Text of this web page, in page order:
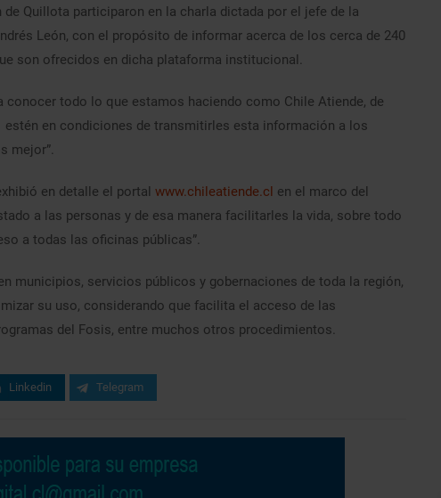
Quillota participaron en la charla dictada por el jefe de la
León, con el propósito de informar acerca de los cerca de 240
son ofrecidos en dicha plataforma institucional.
todo lo que estamos haciendo como Chile Atiende, de
en condiciones de transmitirles esta información a los
mejor”.
en detalle el portal www.chileatiende.cl en el marco del
a las personas y de esa manera facilitarles la vida, sobre todo
a todas las oficinas públicas”.
municipios, servicios públicos y gobernaciones de toda la región,
su uso, considerando que facilita el acceso de las
del Fosis, entre muchos otros procedimientos.
Linkedin Telegram